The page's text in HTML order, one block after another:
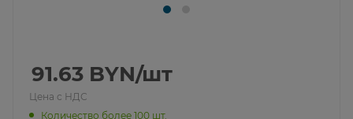
91.63 BYN/шт
Цена с НДС
Количество более 100 шт.